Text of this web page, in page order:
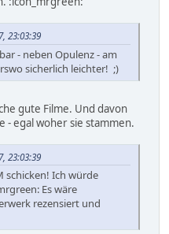
23:03:39
- neben Opulenz - am
sicherlich leichter! ;)
gute Filme. Und davon
- egal woher sie stammen.
23:03:39
schicken! Ich würde
Es wäre
rezensiert und